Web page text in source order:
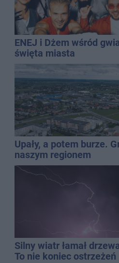
ENEJ i Dżem wśród
święta miasta
Upały, a potem burze.
naszym regionem
Silny wiatr łamał
To nie koniec ostrzeżeń